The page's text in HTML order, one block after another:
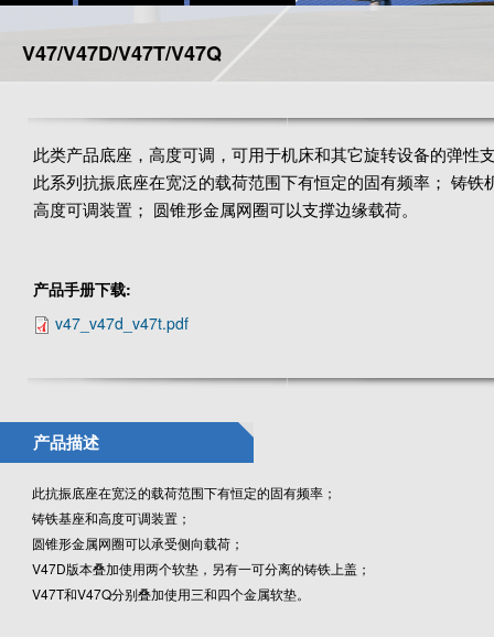
V47/V47D/V47T/V47Q
此类产品底座，高度可调，可用于机床和其它旋转设备的弹性
此系列抗振底座在宽泛的载荷范围下有恒定的固有频率； 铸铁
高度可调装置； 圆锥形金属网圈可以支撑边缘载荷。
产品手册下载:
v47_v47d_v47t.pdf
产品描述
此抗振底座在宽泛的载荷范围下有恒定的固有频率；
铸铁基座和高度可调装置；
圆锥形金属网圈可以承受侧向载荷；
V47D版本叠加使用两个软垫，另有一可分离的铸铁上盖；
V47T和V47Q分别叠加使用三和四个金属软垫。